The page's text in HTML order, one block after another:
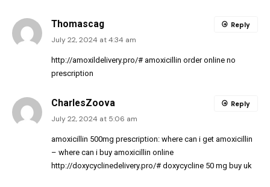
Thomascag
July 22, 2024 at 4:34 am
http://amoxildelivery.pro/# amoxicillin order online no
prescription
Reply
CharlesZoova
July 22, 2024 at 5:06 am
amoxicillin 500mg prescription: where can i get amoxicillin
– where can i buy amoxicillin online
http://doxycyclinedelivery.pro/# doxycycline 50 mg buy uk
Reply